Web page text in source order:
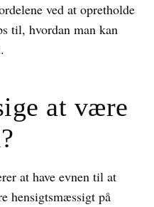
ved at opretholde
til, hvordan man kan
at være
at have evnen til at
hensigtsmæssigt på